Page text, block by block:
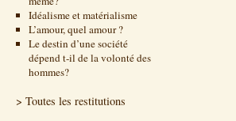
Idéalisme et matérialisme
L’amour, quel amour ?
Le destin d’une société
dépend t-il de la volonté des
hommes?
> Toutes les restitutions